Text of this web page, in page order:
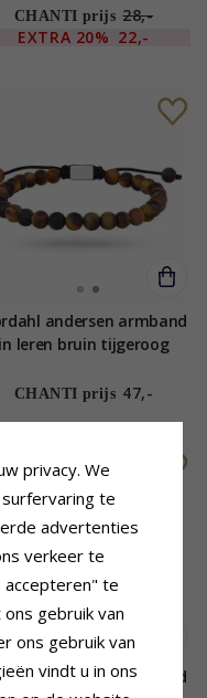
CHANTI prijs 28,-
EXTRA 20% 22,-
andersen armband
in leren bruin tijgeroog
CHANTI prijs 47,-
andersen armband
privacy. We
te
advertenties
verkeer te
accepteren" te
gebruik van
ons gebruik van
vindt u in ons